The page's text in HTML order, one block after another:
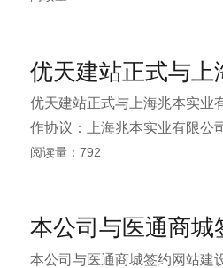
纪及投资理财服务）。蜀商已
行签约，同多家典当行、担保
师行、民间个人投资方等建立
为个人，企业与银行间的金融
优天建站正式与上海兆本实业
作协议：上海兆本实业有限公
健身器材和体育用品的销售公
设施、拳击系列、桑拿蒸汽、
专业运动场地的设计、施工等
阅读量：792
本公司与医通商城签约网站建